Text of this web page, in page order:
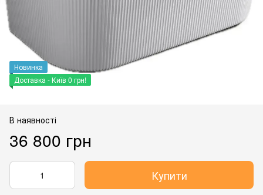
Новинка
Доставка - Київ 0 грн!
В наявності
36 800 грн
Купити